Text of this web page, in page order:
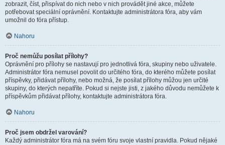
zobrazit, číst, přispívat do nich nebo v nich provádět jiné akce, můžete
potřebovat speciální oprávnění. Kontaktujte administrátora fóra, aby vám
umožnil do fóra přístup.
Nahoru
Proč nemůžu posílat přílohy?
Oprávnění pro přílohy se nastavují pro jednotlivá fóra, skupiny nebo uživatele.
Administrátor fóra nemusel povolit do určitého fóra, do kterého můžete posílat
příspěvky, přidávat přílohy, nebo možná, že posílat přílohy můžou jen určité
skupiny, do kterých nepatříte. Pokud si nejste jisti, z jakého důvodu nemůžete k
příspěvkům přidávat přílohy, kontaktujte administrátora fóra.
Nahoru
Proč jsem obdržel varování?
Každý administrátor fóra má na svém fóru svoje vlastní pravidla. Pokud nějaké